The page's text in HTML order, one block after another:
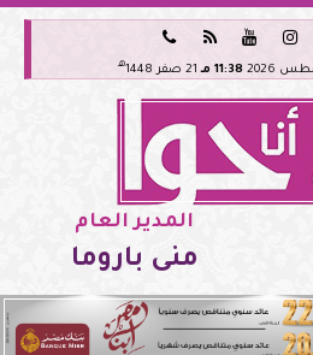




11:38 مـ 21 صفر 1448 هـ
المدير العام
منى باروما